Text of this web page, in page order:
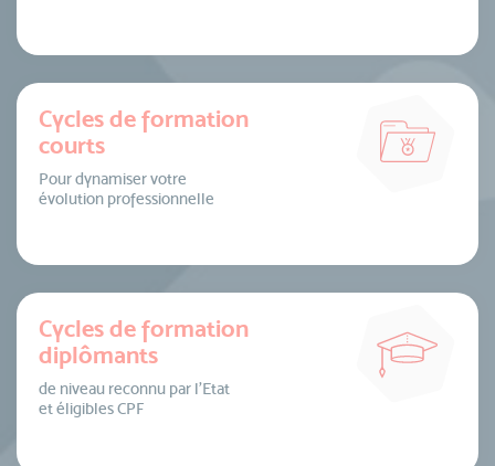
Cycles de formation
courts
Pour dynamiser votre
évolution professionnelle
Cycles de formation
diplômants
de niveau reconnu par l’Etat
et éligibles CPF